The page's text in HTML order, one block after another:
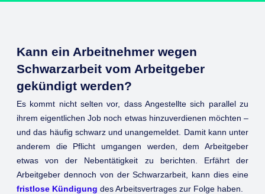
Kann ein Arbeitnehmer wegen
Schwarzarbeit vom Arbeitgeber
gekündigt werden?
Es kommt nicht selten vor, dass Angestellte sich parallel zu
ihrem eigentlichen Job noch etwas hinzuverdienen möchten –
und das häufig schwarz und unangemeldet. Damit kann unter
anderem die Pflicht umgangen werden, dem Arbeitgeber
etwas von der Nebentätigkeit zu berichten. Erfährt der
Arbeitgeber dennoch von der Schwarzarbeit, kann dies eine
fristlose Kündigung des Arbeitsvertrages zur Folge haben.